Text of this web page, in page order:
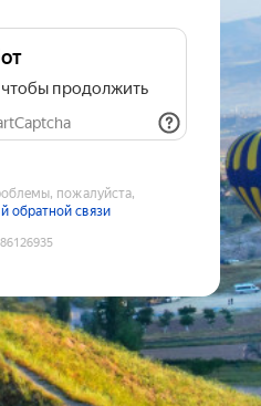
продолжить
пожалуйста,
обратной связи